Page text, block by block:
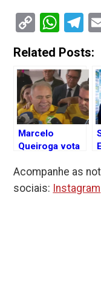
Copy
Link
Related Posts:
Marcelo
Queiroga vota
Pessoa e
projeta “virada
Acompanhe as
sociais: Instagram